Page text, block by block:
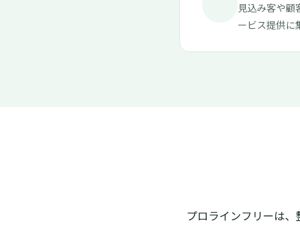
見込み客や顧
ービス提供に
プロラインフリーは